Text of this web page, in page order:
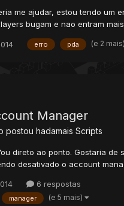
me ajudar, estou tendo um
bugam e nao entram
erro na distro: Log do
erro pda (e 2 mais)
Manager
postou hadamais Scripts
direto ao ponto. Gostaria de
desativado o account
é possível? Como arrumar
ja.
6 respostas
manager (e 5 mais)